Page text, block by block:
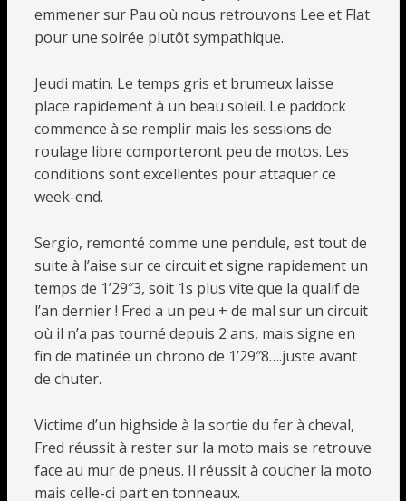
emmener sur Pau où nous retrouvons Lee et Flat
pour une soirée plutôt sympathique.
Jeudi matin. Le temps gris et brumeux laisse
place rapidement à un beau soleil. Le paddock
commence à se remplir mais les sessions de
roulage libre comporteront peu de motos. Les
conditions sont excellentes pour attaquer ce
week-end.
Sergio, remonté comme une pendule, est tout de
suite à l’aise sur ce circuit et signe rapidement un
temps de 1’29″3, soit 1s plus vite que la qualif de
l’an dernier ! Fred a un peu + de mal sur un circuit
où il n’a pas tourné depuis 2 ans, mais signe en
fin de matinée un chrono de 1’29″8….juste avant
de chuter.
Victime d’un highside à la sortie du fer à cheval,
Fred réussit à rester sur la moto mais se retrouve
face au mur de pneus. Il réussit à coucher la moto
mais celle-ci part en tonneaux.